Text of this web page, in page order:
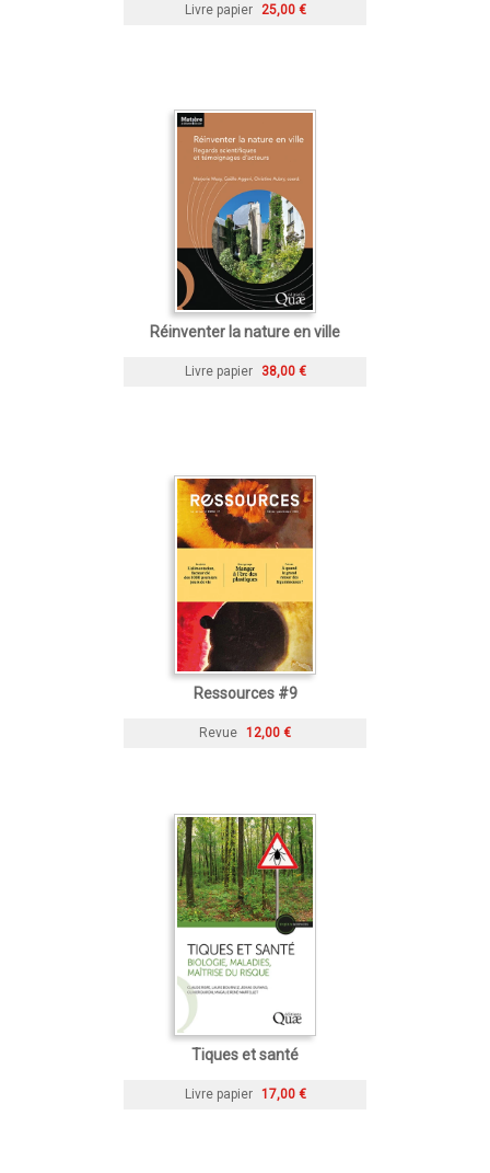
Livre papier 25,00 €
Réinventer la nature en ville
Livre papier 38,00 €
Ressources #9
Revue 12,00 €
Tiques et santé
Livre papier 17,00 €